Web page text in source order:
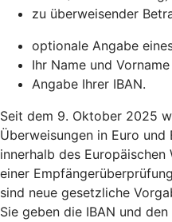
zu überweisender
optionale Angabe
Ihr Name und
Angabe Ihrer IBAN.
Seit dem 9. Oktober 2025
Überweisungen in Euro
innerhalb des
einer
sind neue gesetzliche
Sie geben die IBAN und